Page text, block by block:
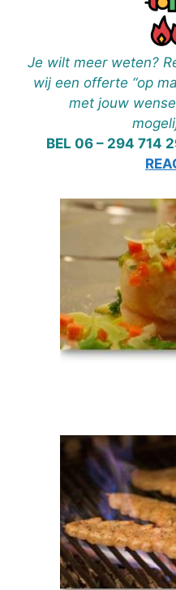
Je wilt meer weten?
wij een offerte “op
met jouw
BEL 06 – 294 714